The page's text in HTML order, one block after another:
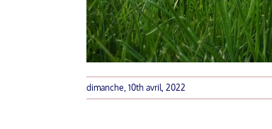
dimanche, 10th avril, 2022